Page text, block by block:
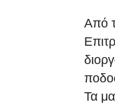
Από
Τα